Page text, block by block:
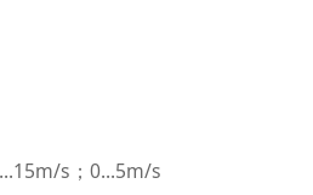
s；0...5m/s